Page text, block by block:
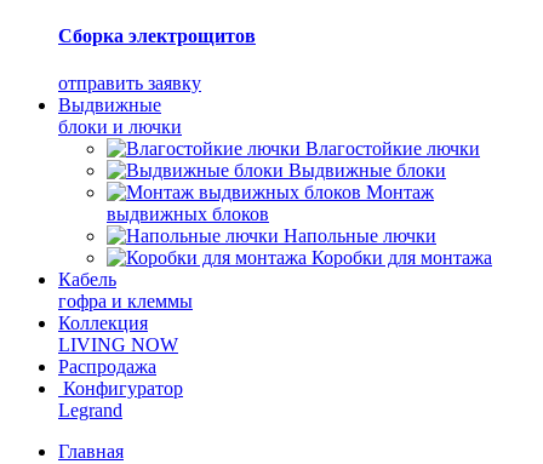
Сборка электрощитов
отправить заявку
Выдвижные
блоки и лючки
Влагостойкие лючки
Выдвижные блоки
Монтаж
выдвижных блоков
Напольные лючки
Коробки для монтажа
Кабель
гофра и клеммы
Коллекция
LIVING NOW
Распродажа
Конфигуратор
Legrand
Главная